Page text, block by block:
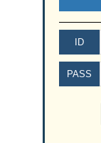
ID
PASS